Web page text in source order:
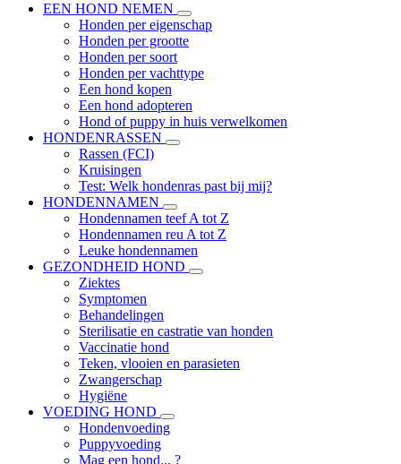
EEN HOND NEMEN
Honden per eigenschap
Honden per grootte
Honden per soort
Honden per vachttype
Een hond kopen
Een hond adopteren
Hond of puppy in huis verwelkomen
HONDENRASSEN
Rassen (FCI)
Kruisingen
Test: Welk hondenras past bij mij?
HONDENNAMEN
Hondennamen teef A tot Z
Hondennamen reu A tot Z
Leuke hondennamen
GEZONDHEID HOND
Ziektes
Symptomen
Behandelingen
Sterilisatie en castratie van honden
Vaccinatie hond
Teken, vlooien en parasieten
Zwangerschap
Hygiëne
VOEDING HOND
Hondenvoeding
Puppyvoeding
Mag een hond... ?